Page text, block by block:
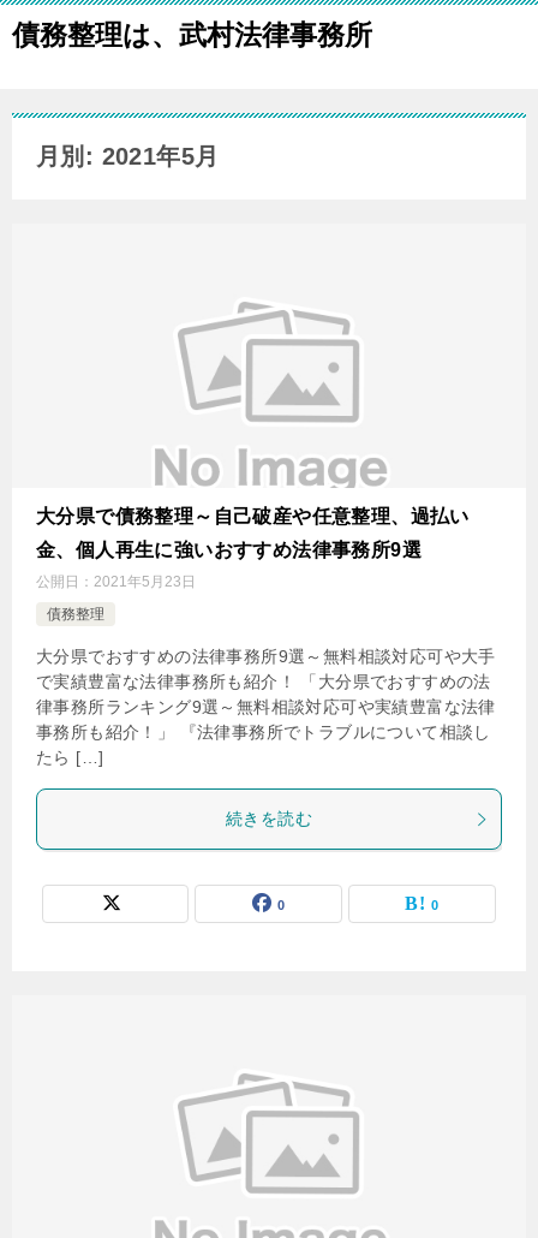
債務整理は、武村法律事務所
月別: 2021年5月
大分県で債務整理～自己破産や任意整理、過払い
金、個人再生に強いおすすめ法律事務所9選
公開日： 2021年5月23日
債務整理
大分県でおすすめの法律事務所9選～無料相談対応可や大手
で実績豊富な法律事務所も紹介！ 「大分県でおすすめの法
律事務所ランキング9選～無料相談対応可や実績豊富な法律
事務所も紹介！」 『法律事務所でトラブルについて相談し
たら […]
続きを読む
0 0